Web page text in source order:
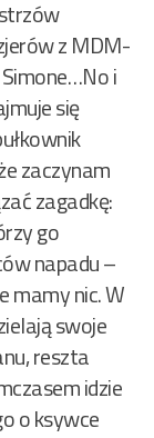
z MDM-
i
się
zaczynam
zagadkę:
go
napadu –
mamy nic. W
swoje
reszta
idzie
o ksywce